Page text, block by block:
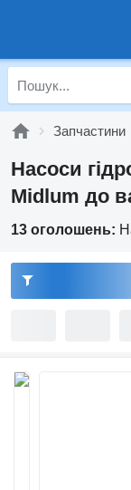
Запчастини
Насоси
Midlum до
13 оголошень: